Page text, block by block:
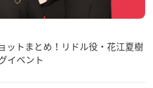
ットまとめ！リドル役・花江夏樹
イベント